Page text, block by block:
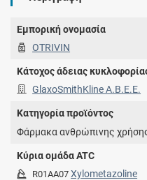
Εμπορική ονομασία
OTRIVIN
Κάτοχος άδειας
GlaxoSmithKline Α.Β.Ε.Ε.
Κατηγορία προϊόντος
Φάρμακα ανθρώπινης
Κύρια ομάδα ATC
R01AA07 Xylometazoline